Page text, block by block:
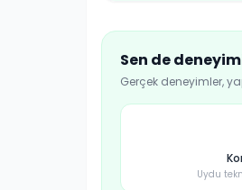
Sen de
Gerçek deneyimler,
Uydu